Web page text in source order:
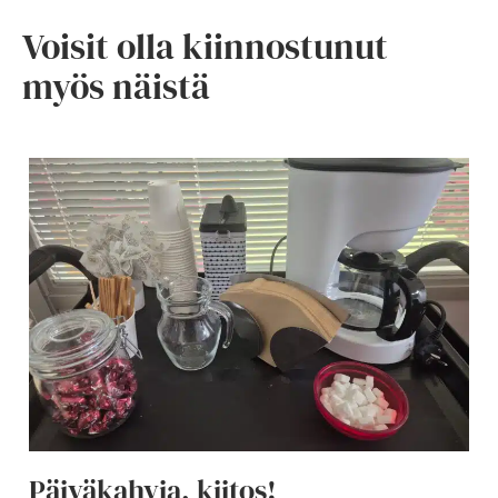
Voisit olla kiinnostunut
myös näistä